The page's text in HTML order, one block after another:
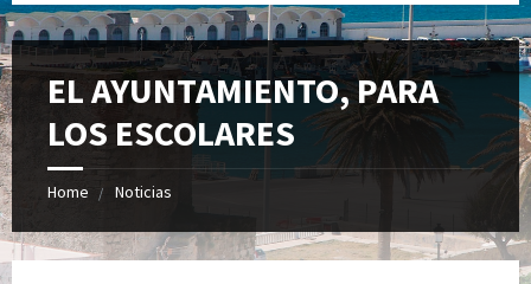
EL AYUNTAMIENTO, PARA
LOS ESCOLARES
Home Noticias